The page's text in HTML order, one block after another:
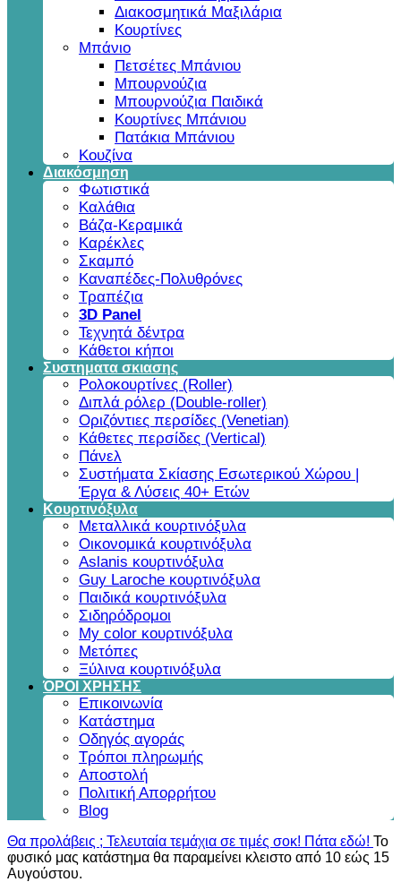
Διακοσμητικά Μαξιλάρια
Κουρτίνες
Μπάνιο
Πετσέτες Μπάνιου
Μπουρνούζια
Μπουρνούζια Παιδικά
Κουρτίνες Μπάνιου
Πατάκια Μπάνιου
Κουζίνα
Διακόσμηση
Φωτιστικά
Καλάθια
Βάζα-Κεραμικά
Καρέκλες
Σκαμπό
Καναπέδες-Πολυθρόνες
Τραπέζια
3D Panel
Τεχνητά δέντρα
Κάθετοι κήποι
Συστηματα σκιασης
Ρολοκουρτίνες (Roller)
Διπλά ρόλερ (Double-roller)
Οριζόντιες περσίδες (Venetian)
Κάθετες περσίδες (Vertical)
Πάνελ
Συστήματα Σκίασης Εσωτερικού Χώρου |
Έργα & Λύσεις 40+ Ετών
Κουρτινόξυλα
Μεταλλικά κουρτινόξυλα
Οικονομικά κουρτινόξυλα
Aslanis κουρτινόξυλα
Guy Laroche κουρτινόξυλα
Παιδικά κουρτινόξυλα
Σιδηρόδρομοι
My color κουρτινόξυλα
Μετόπες
Ξύλινα κουρτινόξυλα
ΌΡΟΙ ΧΡΗΣΗΣ
Επικοινωνία
Κατάστημα
Οδηγός αγοράς
Τρόποι πληρωμής
Αποστολή
Πολιτική Απορρήτου
Blog
Θα προλάβεις ; Τελευταία τεμάχια σε τιμές σοκ! Πάτα εδώ! Το
φυσικό μας κατάστημα θα παραμείνει κλειστο από 10 εώς 15
Αυγούστου.